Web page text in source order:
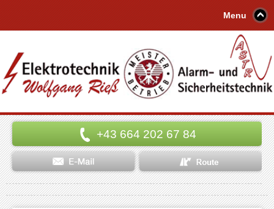
Menu
+43 664 202 67 84